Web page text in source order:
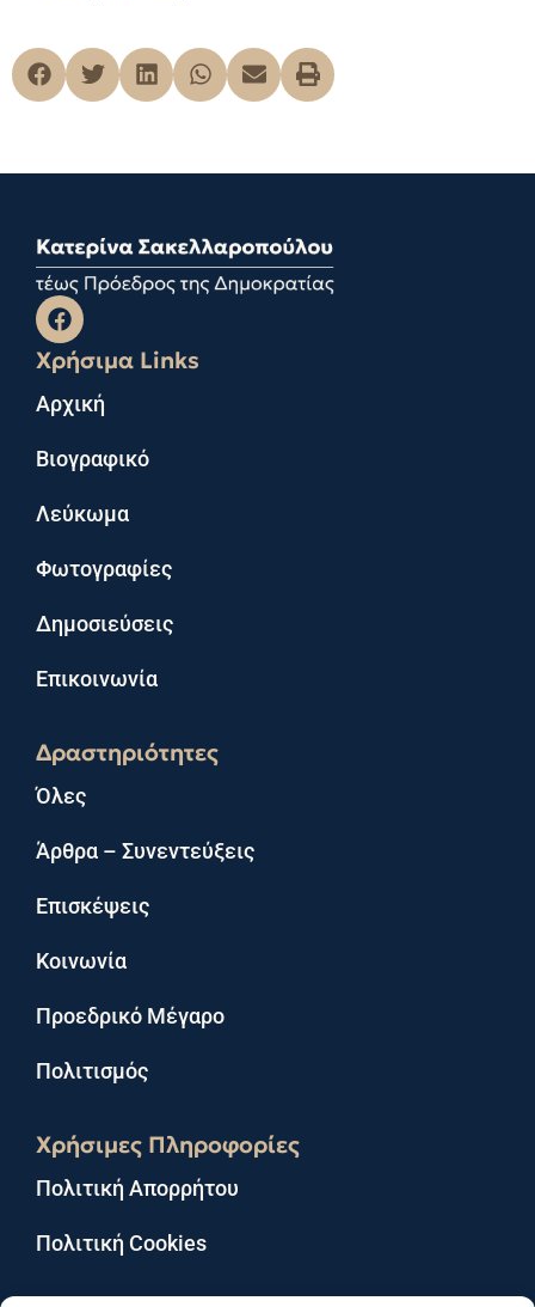
Χρήσιμα Links
Αρχική
Βιογραφικό
Λεύκωμα
Φωτογραφίες
Δημοσιεύσεις
Επικοινωνία
Δραστηριότητες
Όλες
Άρθρα – Συνεντεύξεις
Επισκέψεις
Κοινωνία
Προεδρικό Μέγαρο
Πολιτισμός
Χρήσιμες Πληροφορίες
Πολιτική Απορρήτου
Πολιτική Cookies